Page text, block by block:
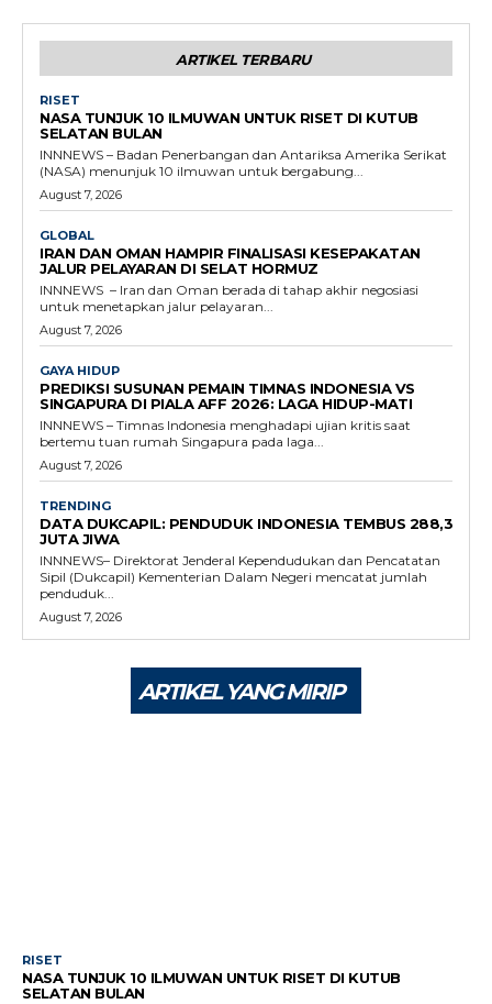
ARTIKEL TERBARU
RISET
NASA TUNJUK 10 ILMUWAN UNTUK RISET DI KUTUB
SELATAN BULAN
INNNEWS – Badan Penerbangan dan Antariksa Amerika Serikat
(NASA) menunjuk 10 ilmuwan untuk bergabung...
August 7, 2026
GLOBAL
IRAN DAN OMAN HAMPIR FINALISASI KESEPAKATAN
JALUR PELAYARAN DI SELAT HORMUZ
INNNEWS – Iran dan Oman berada di tahap akhir negosiasi
untuk menetapkan jalur pelayaran...
August 7, 2026
GAYA HIDUP
PREDIKSI SUSUNAN PEMAIN TIMNAS INDONESIA VS
SINGAPURA DI PIALA AFF 2026: LAGA HIDUP-MATI
INNNEWS – Timnas Indonesia menghadapi ujian kritis saat
bertemu tuan rumah Singapura pada laga...
August 7, 2026
TRENDING
DATA DUKCAPIL: PENDUDUK INDONESIA TEMBUS 288,3
JUTA JIWA
INNNEWS– Direktorat Jenderal Kependudukan dan Pencatatan
Sipil (Dukcapil) Kementerian Dalam Negeri mencatat jumlah
penduduk...
August 7, 2026
ARTIKEL YANG MIRIP
RISET
NASA TUNJUK 10 ILMUWAN UNTUK RISET DI KUTUB
SELATAN BULAN